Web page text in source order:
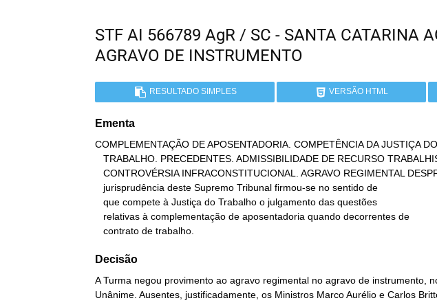
STF AI 566789 AgR / SC - SANTA CATARINA
AGRAVO DE INSTRUMENTO
RESULTADO SIMPLES VERSÃO HTML
Ementa
COMPLEMENTAÇÃO DE APOSENTADORIA. COMPETÊNCIA DA JUSTIÇA DO
   contrato de trabalho.
Decisão
A Turma negou provimento ao agravo regimental no agravo de instrumento,
Unânime. Ausentes, justificadamente, os Ministros Marco Aurélio e Carlos